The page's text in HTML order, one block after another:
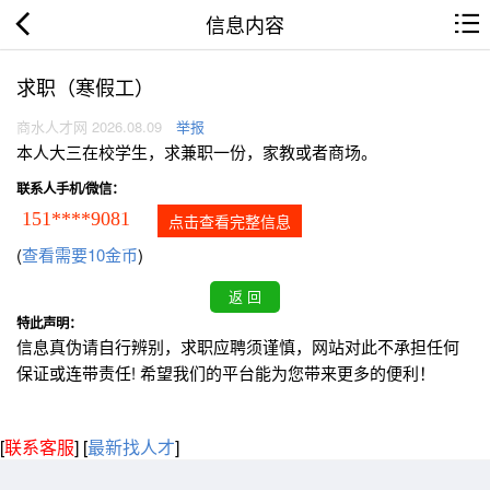
信息内容
求职（寒假工）
商水人才网 2026.08.09 举报
本人大三在校学生，求兼职一份，家教或者商场。
联系人手机/微信：
151****9081 点击查看完整信息
(查看需要10金币)
特此声明：
信息真伪请自行辨别，求职应聘须谨慎，网站对此不承担任何
保证或连带责任! 希望我们的平台能为您带来更多的便利！
[联系客服] [最新找人才]